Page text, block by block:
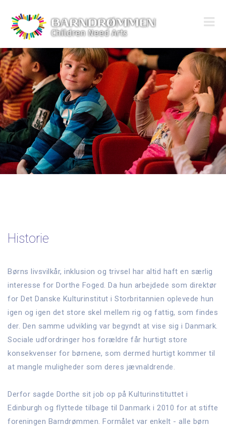
Historie
Børns livsvilkår, inklusion og trivsel har altid haft en særlig
interesse for Dorthe Foged. Da hun arbejdede som direktør
for Det Danske Kulturinstitut i Storbritannien oplevede hun
igen og igen det store skel mellem rig og fattig, som findes
der. Den samme udvikling var begyndt at vise sig i Danmark.
Sociale udfordringer hos forældre får hurtigt store
konsekvenser for børnene, som dermed hurtigt kommer til
at mangle muligheder som deres jævnaldrende.
Derfor sagde Dorthe sit job op på Kulturinstituttet i
Edinburgh og flyttede tilbage til Danmark i 2010 for at stifte
foreningen Barndrømmen. Formålet var enkelt - alle børn